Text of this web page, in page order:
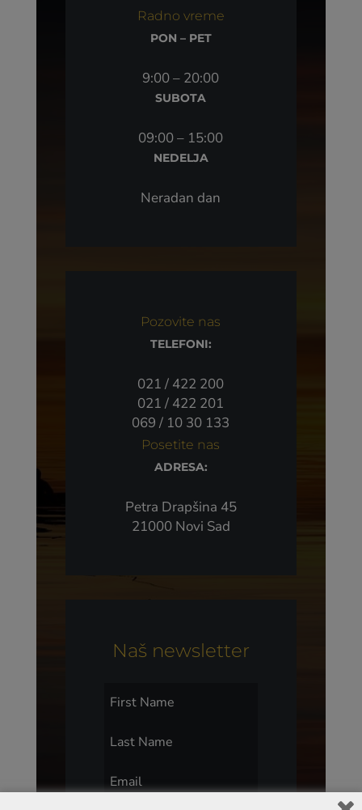
Radno vreme
PON – PET
9:00 – 20:00
SUBOTA
09:00 – 15:00
NEDELJA
Neradan dan
Pozovite nas
TELEFONI:
021 / 422 200
021 / 422 201
069 / 10 30 133
Posetite nas
ADRESA:
Petra Drapšina 45
21000 Novi Sad
Naš newsletter